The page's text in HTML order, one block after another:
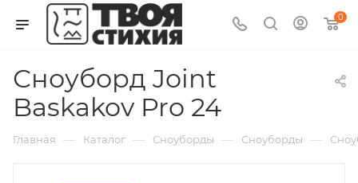
0
Сноуборд Joint
Baskakov Pro 24
Главная — Каталог — Сноуборды — Сноуборды —